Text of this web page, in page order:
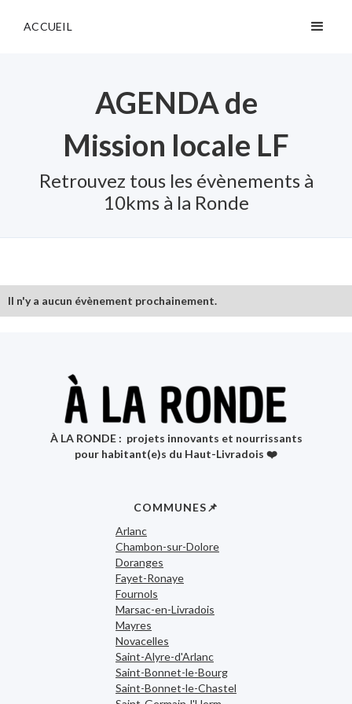
ACCUEIL
AGENDA de
Mission locale LF
Retrouvez tous les évènements à
10kms à la Ronde
Il n'y a aucun évènement prochainement.
COMMUNES📌
Arlanc
Chambon-sur-Dolore
Doranges
Fayet-Ronaye
Fournols
Marsac-en-Livradois
Mayres
Novacelles
Saint-Alyre-d'Arlanc
Saint-Bonnet-le-Bourg
Saint-Bonnet-le-Chastel
À LA RONDE : projets innovants et nourrissants
pour habitant(e)s du Haut-Livradois ❤️